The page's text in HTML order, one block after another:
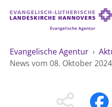
Evangelische Agentur ›
News vom 08. Oktober 2024
AGENTUR
LEITBILD
THEMEN
GEMEINDESERVICE
Mitarbeiten